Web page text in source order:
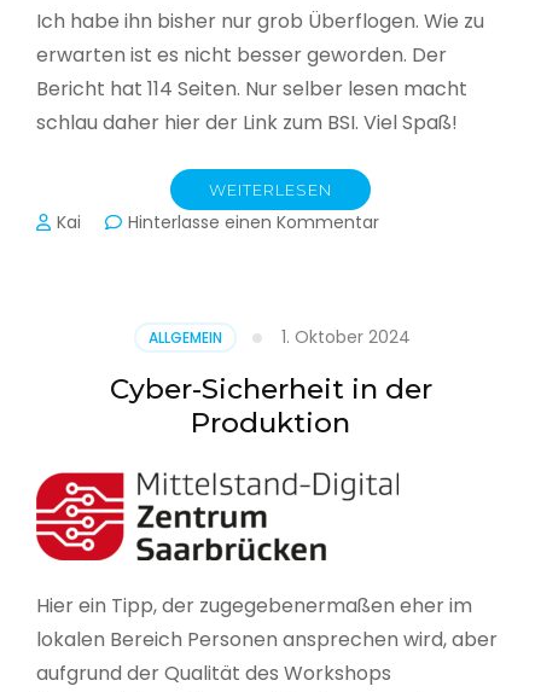
Ich habe ihn bisher nur grob Überflogen. Wie zu
erwarten ist es nicht besser geworden. Der
Bericht hat 114 Seiten. Nur selber lesen macht
schlau daher hier der Link zum BSI. Viel Spaß!
WEITERLESEN
Kai Hinterlasse einen Kommentarzu
seinen
Lagebericht
zur
in
Deutschland
ALLGEMEIN 1. Oktober 2024
Cyber-Sicherheit in der
Produktion
Hier ein Tipp, der zugegebenermaßen eher im
lokalen Bereich Personen ansprechen wird, aber
aufgrund der Qualität des Workshops